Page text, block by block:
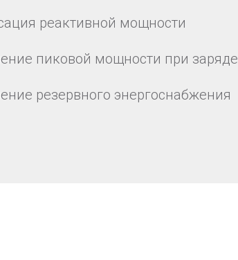
реактивной мощности
пиковой мощности при
резервного энергоснабжения